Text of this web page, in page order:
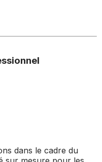
dans le cadre du